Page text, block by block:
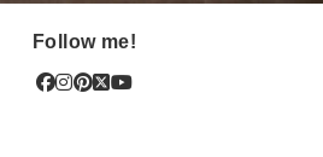
Follow me!